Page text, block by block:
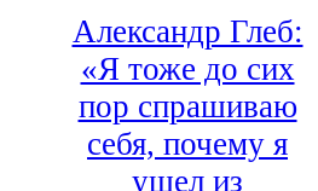
Александр Глеб:
«Я тоже до сих
пор спрашиваю
себя, почему я
ушел из